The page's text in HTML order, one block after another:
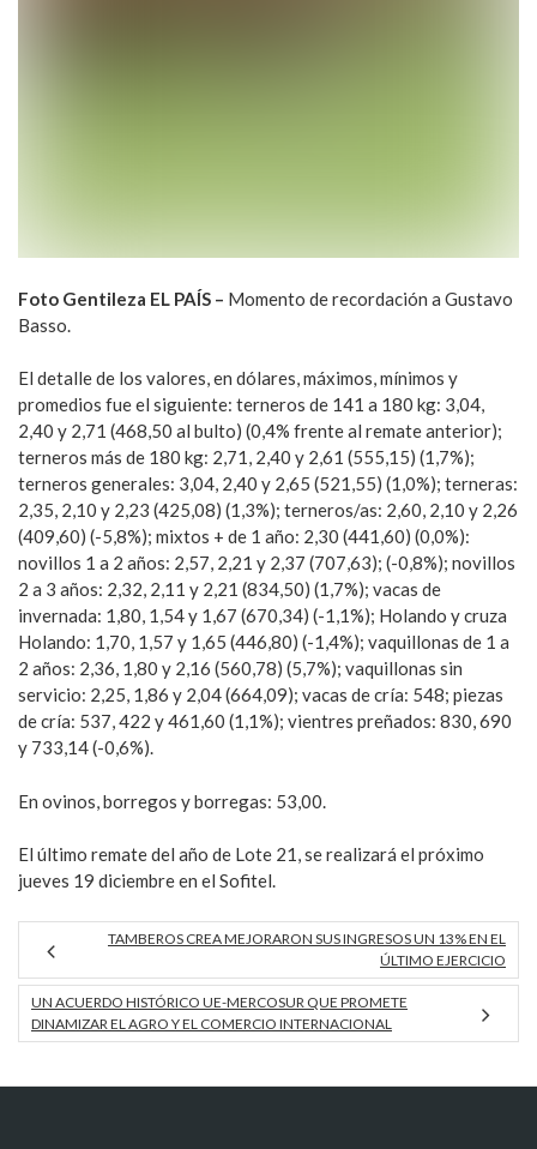
Foto Gentileza EL PAÍS – Momento de recordación a Gustavo
Basso.
El detalle de los valores, en dólares, máximos, mínimos y
promedios fue el siguiente: terneros de 141 a 180 kg: 3,04,
2,40 y 2,71 (468,50 al bulto) (0,4% frente al remate anterior);
terneros más de 180 kg: 2,71, 2,40 y 2,61 (555,15) (1,7%);
terneros generales: 3,04, 2,40 y 2,65 (521,55) (1,0%); terneras:
2,35, 2,10 y 2,23 (425,08) (1,3%); terneros/as: 2,60, 2,10 y 2,26
(409,60) (-5,8%); mixtos + de 1 año: 2,30 (441,60) (0,0%):
novillos 1 a 2 años: 2,57, 2,21 y 2,37 (707,63); (-0,8%); novillos
2 a 3 años: 2,32, 2,11 y 2,21 (834,50) (1,7%); vacas de
invernada: 1,80, 1,54 y 1,67 (670,34) (-1,1%); Holando y cruza
Holando: 1,70, 1,57 y 1,65 (446,80) (-1,4%); vaquillonas de 1 a
2 años: 2,36, 1,80 y 2,16 (560,78) (5,7%); vaquillonas sin
servicio: 2,25, 1,86 y 2,04 (664,09); vacas de cría: 548; piezas
de cría: 537, 422 y 461,60 (1,1%); vientres preñados: 830, 690
y 733,14 (-0,6%).
En ovinos, borregos y borregas: 53,00.
El último remate del año de Lote 21, se realizará el próximo
jueves 19 diciembre en el Sofitel.
TAMBEROS CREA MEJORARON SUS INGRESOS UN 13% EN EL
ÚLTIMO EJERCICIO
UN ACUERDO HISTÓRICO UE-MERCOSUR QUE PROMETE
DINAMIZAR EL AGRO Y EL COMERCIO INTERNACIONAL